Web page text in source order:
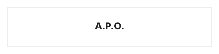
A.P.O.